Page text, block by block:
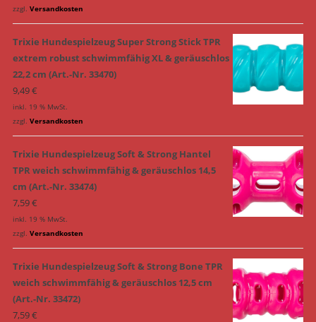
zzgl. Versandkosten
Trixie Hundespielzeug Super Strong Stick TPR
extrem robust schwimmfähig XL & geräuschlos
22,2 cm (Art.-Nr. 33470)
9,49€
inkl. 19 % MwSt.
zzgl. Versandkosten
Trixie Hundespielzeug Soft & Strong Hantel
TPR weich schwimmfähig & geräuschlos 14,5
cm (Art.-Nr. 33474)
7,59€
inkl. 19 % MwSt.
zzgl. Versandkosten
Trixie Hundespielzeug Soft & Strong Bone TPR
weich schwimmfähig & geräuschlos 12,5 cm
(Art.-Nr. 33472)
7,59€